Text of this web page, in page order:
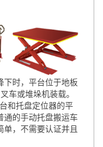
时， 平台位于地板
车或堆垛机装载。
和托盘定位器的平
通的手动托盘搬运车
，不需要认证并且